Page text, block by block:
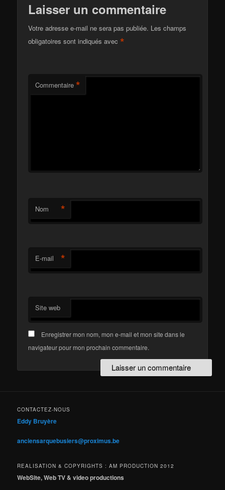
Laisser un commentaire
Votre adresse e-mail ne sera pas publiée. Les champs
obligatoires sont indiqués avec*
Commentaire *
Nom *
E-mail *
Site web
Enregistrer mon nom, mon e-mail et mon site dans le
navigateur pour mon prochain commentaire.
CONTACTEZ-NOUS
Eddy Bruyère
anciensarquebusiers@proximus.be
REALISATION & COPYRIGHTS : AM PRODUCTION 2012
WebSite, Web TV & video productions